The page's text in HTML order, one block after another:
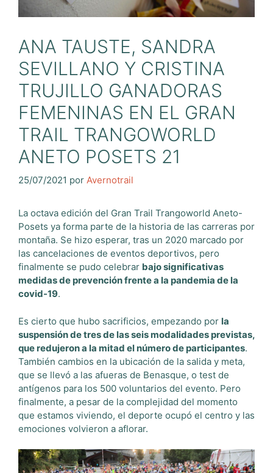
ANA TAUSTE, SANDRA
SEVILLANO Y CRISTINA
TRUJILLO GANADORAS
FEMENINAS EN EL GRAN
TRAIL TRANGOWORLD
ANETO POSETS 21
25/07/2021 por Avernotrail
La octava edición del Gran Trail Trangoworld Aneto-
Posets ya forma parte de la historia de las carreras por
montaña. Se hizo esperar, tras un 2020 marcado por
las cancelaciones de eventos deportivos, pero
finalmente se pudo celebrar bajo significativas
medidas de prevención frente a la pandemia de la
covid-19.
Es cierto que hubo sacrificios, empezando por la
suspensión de tres de las seis modalidades previstas,
que redujeron a la mitad el número de participantes.
También cambios en la ubicación de la salida y meta,
que se llevó a las afueras de Benasque, o test de
antígenos para los 500 voluntarios del evento. Pero
finalmente, a pesar de la complejidad del momento
que estamos viviendo, el deporte ocupó el centro y las
emociones volvieron a aflorar.